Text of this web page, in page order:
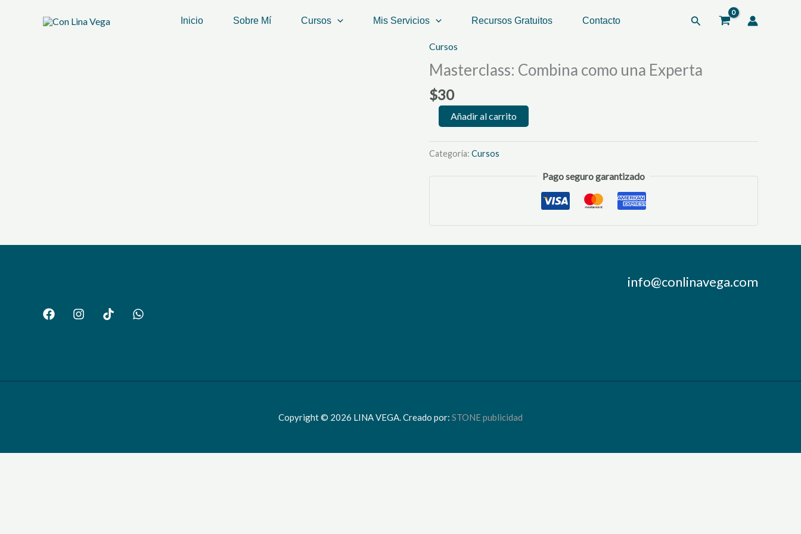
Inicio Sobre Mí Cursos Mis Servicios Recursos Gratuitos Contacto Buscar
Cursos
Masterclass: Combina como una Experta
$30
Masterclass:
Combina
como
una
Experta
cantidad
Añadir al carrito
Categoría: Cursos
Pago seguro garantizado
info@conlinavega.com
Copyright © 2026 LINA VEGA. Creado por: STONE publicidad